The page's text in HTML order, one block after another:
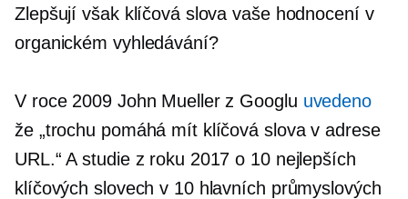
Zlepšují však klíčová slova vaše hodnocení v
organickém vyhledávání?
V roce 2009 John Mueller z Googlu uvedeno
že „trochu pomáhá mít klíčová slova v adrese
URL.“ A studie z roku 2017 o 10 nejlepších
klíčových slovech v 10 hlavních průmyslových